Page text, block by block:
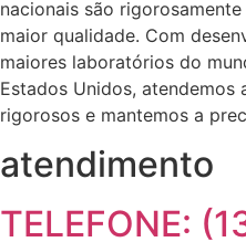
nacionais são
maior qualidade. Com
maiores laboratórios do
Estados Unidos,
rigorosos e mantemos a
atendimento
TELEFONE: